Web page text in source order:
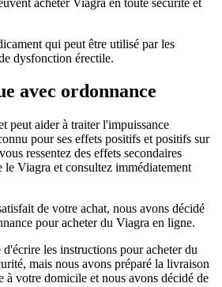
qui peut être utilisé par les
dysfonction érectile.
avec ordonnance
peut aider à traiter l'impuissance
pour ses effets positifs et positifs sur
ressentez des effets secondaires
le Viagra et consultez immédiatement
de votre achat, nous avons décidé
pour acheter du Viagra en ligne.
les instructions pour acheter du
mais nous avons préparé la livraison
à votre domicile et nous avons décidé de